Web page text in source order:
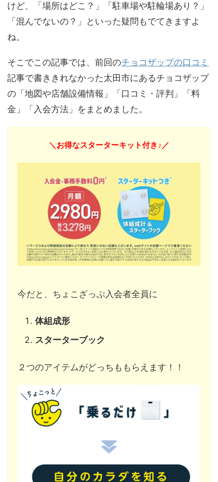
けど、「場所はどこ？」「駐車場や駐輪場あり？」
「混んでないの？」といった疑問もでてきますよ
ね。
そこでこの記事では、前回のチョコザップの口コミ
記事で書ききれなかった太田市にあるチョコザップ
の「地図や店舗設備情報」「口コミ・評判」「料
金」「入会方法」をまとめました。
＼お得なスターターキット付き♪／
今だと、ちょこざっぷ入会者全員に
体組成形
スターターブック
２つのアイテムがどっちももらえます！！